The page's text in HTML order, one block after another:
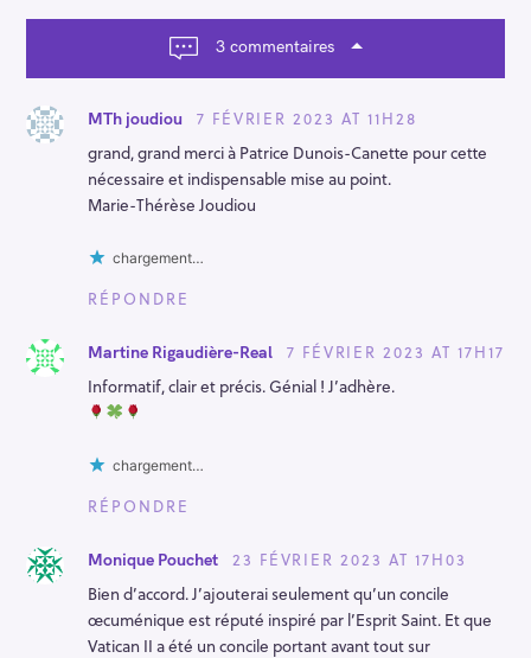
t
n
3 commentaires
MTh joudiou
7 FÉVRIER 2023 AT 11H28
grand, grand merci à Patrice Dunois-Canette pour cette
nécessaire et indispensable mise au point.
Marie-Thérèse Joudiou
chargement…
RÉPONDRE
Martine Rigaudière-Real
7 FÉVRIER 2023 AT 17H17
Informatif, clair et précis. Génial ! J’adhère.
chargement…
RÉPONDRE
Monique Pouchet
23 FÉVRIER 2023 AT 17H03
Bien d’accord. J’ajouterai seulement qu’un concile
œcuménique est réputé inspiré par l’Esprit Saint. Et que
Vatican II a été un concile portant avant tout sur